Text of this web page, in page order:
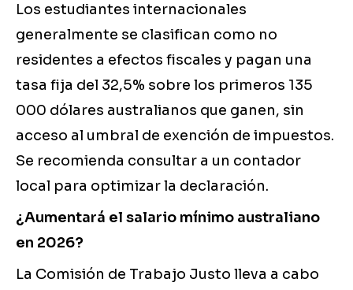
Los estudiantes internacionales
generalmente se clasifican como no
residentes a efectos fiscales y pagan una
tasa fija del 32,5% sobre los primeros 135
000 dólares australianos que ganen, sin
acceso al umbral de exención de impuestos.
Se recomienda consultar a un contador
local para optimizar la declaración.
¿Aumentará el salario mínimo australiano
en 2026?
La Comisión de Trabajo Justo lleva a cabo